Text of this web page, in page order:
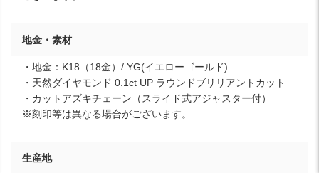
地金・素材
・地金：K18（18金）/ YG(イエローゴールド)
・天然ダイヤモンド 0.1ct UP ラウンドブリリアントカット
・カットアズキチェーン（スライド式アジャスター付）
※刻印等は異なる場合がございます。
生産地